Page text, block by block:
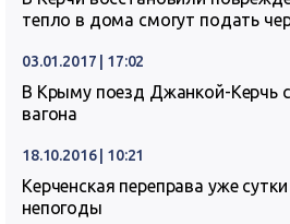
тепло в дома смогут подать
03.01.2017 | 17:02
В Крыму поезд Джанкой-Керчь
вагона
18.10.2016 | 10:21
Керченская переправа уже
непогоды